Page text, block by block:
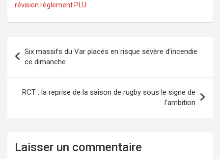
révision règlement PLU
de
l’article
Six massifs du Var placés en risque sévère d’incendie
ce dimanche
RCT : la reprise de la saison de rugby sous le signe de
l’ambition
Laisser un commentaire